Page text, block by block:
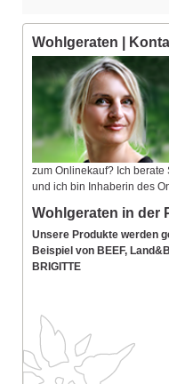
Wohlgeraten |
zum Onlinekauf? Ich
und ich bin Inhaberin des
Wohlgeraten in der
Unsere Produkte werden
Beispiel von BEEF,
BRIGITTE